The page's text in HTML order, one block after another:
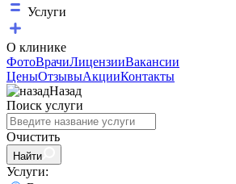
Услуги
О клинике
ФотоВрачиЛицензииВакансии
ЦеныОтзывыАкцииКонтакты
Назад
Поиск услуги
Очистить
Найти
Услуги: